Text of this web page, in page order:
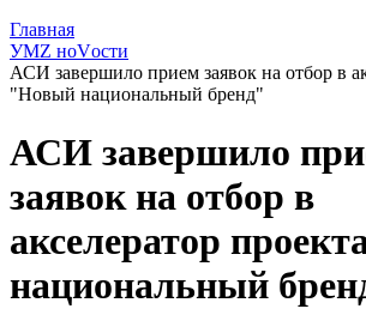
Главная
УМZ ноVости
АСИ завершило прием заявок на отбор в
"Новый национальный бренд"
АСИ завершило
заявок на отбор в
акселератор
национальный